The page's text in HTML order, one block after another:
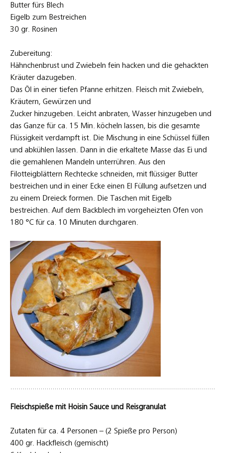
Butter fürs Blech
Eigelb zum Bestreichen
30 gr. Rosinen
Zubereitung:
Hähnchenbrust und Zwiebeln fein hacken und die gehackten
Kräuter dazugeben.
Das Öl in einer tiefen Pfanne erhitzen. Fleisch mit Zwiebeln,
Kräutern, Gewürzen und
Zucker hinzugeben. Leicht anbraten, Wasser hinzugeben und
das Ganze für ca. 15 Min. köcheln lassen, bis die gesamte
Flüssigkeit verdampft ist. Die Mischung in eine Schüssel füllen
und abkühlen lassen. Dann in die erkaltete Masse das Ei und
die gemahlenen Mandeln unterrühren. Aus den
Filotteigblättern Rechtecke schneiden, mit flüssiger Butter
bestreichen und in einer Ecke einen El Füllung aufsetzen und
zu einem Dreieck formen. Die Taschen mit Eigelb
bestreichen. Auf dem Backblech im vorgeheizten Ofen von
180 °C für ca. 10 Minuten durchgaren.
Fleischspieße mit Hoisin Sauce und Reisgranulat
Zutaten für ca. 4 Personen – (2 Spieße pro Person)
400 gr. Hackfleisch (gemischt)